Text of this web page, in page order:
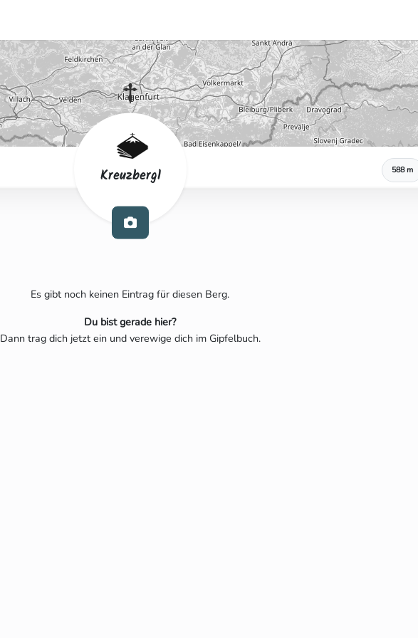
Kreuzbergl 588 m
Es gibt noch keinen Eintrag für diesen Berg.
Du bist gerade hier?
Dann trag dich jetzt ein und verewige dich im Gipfelbuch.